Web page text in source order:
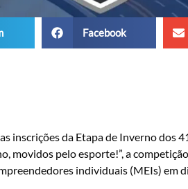
Facebook
inscrições da Etapa de Inverno dos
movidos pelo esporte!”, a
individuais (MEIs) em